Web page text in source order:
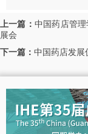
上一篇： 中国药店管
展会
下一篇： 中国药店发展